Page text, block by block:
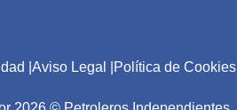
Aviso Legal Política de Cookies